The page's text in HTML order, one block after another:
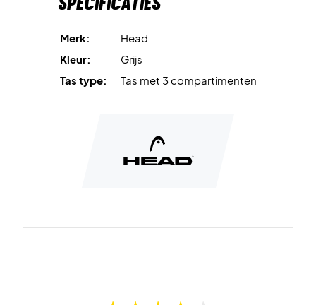
duurzaamheid, en de exclusieve details zoals het Coello-
Plaats voor tot wel 7 racketsverdeeld over drie ruime
beschermt je rackets tegen extreme
Merk:
Head
Kleur:
Grijs
Tas type:
Tas met 3 compartimenten